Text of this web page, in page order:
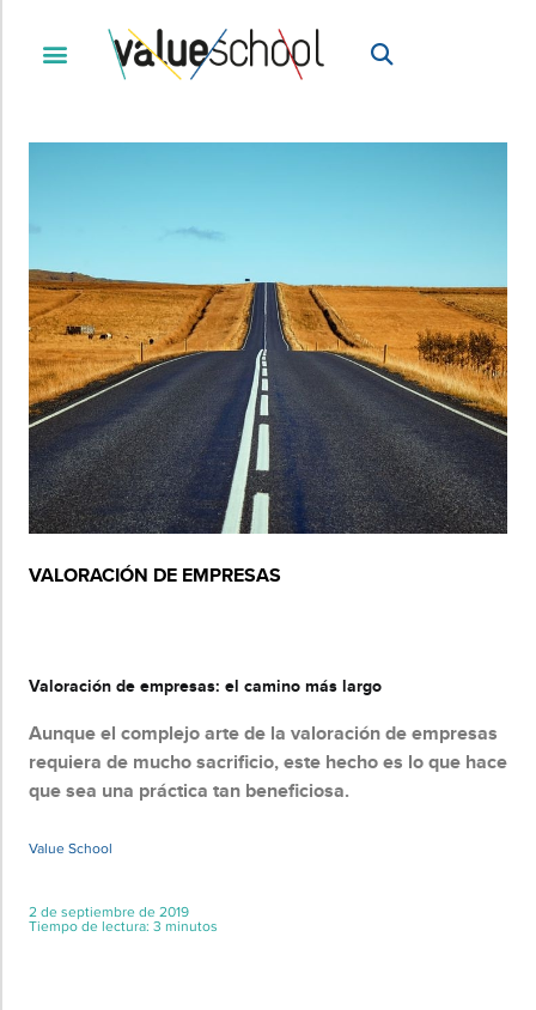
VALORACIÓN DE EMPRESAS
Valoración de empresas: el camino más largo
Aunque el complejo arte de la valoración de empresas
requiera de mucho sacrificio, este hecho es lo que hace
que sea una práctica tan beneficiosa.
Value School
2 de septiembre de 2019
Tiempo de lectura: 3 minutos